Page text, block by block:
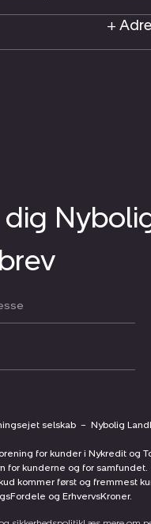
selskab – Nybolig
for kunder i Nykredit og
for kunderne og for samfundet.
kommer først og fremmest
og ErhvervsKroner.